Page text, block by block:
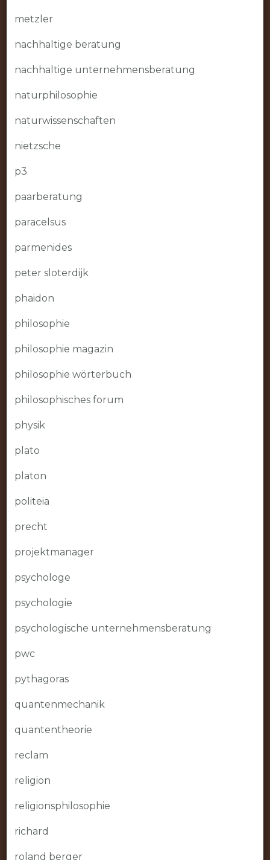
metzler
nachhaltige beratung
nachhaltige unternehmensberatung
naturphilosophie
naturwissenschaften
nietzsche
p3
paarberatung
paracelsus
parmenides
peter sloterdijk
phaidon
philosophie
philosophie magazin
philosophie wörterbuch
philosophisches forum
physik
plato
platon
politeia
precht
projektmanager
psychologe
psychologie
psychologische unternehmensberatung
pwc
pythagoras
quantenmechanik
quantentheorie
reclam
religion
religionsphilosophie
richard
roland berger